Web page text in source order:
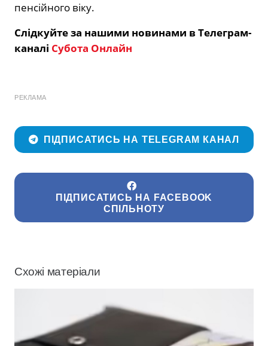
пенсійного віку.
Слідкуйте за нашими новинами в Телеграм-
каналі Субота Онлайн
РЕКЛАМА
ПІДПИСАТИСЬ НА TELEGRAM КАНАЛ
ПІДПИСАТИСЬ НА FACEBOOK
СПІЛЬНОТУ
Схожі матеріали